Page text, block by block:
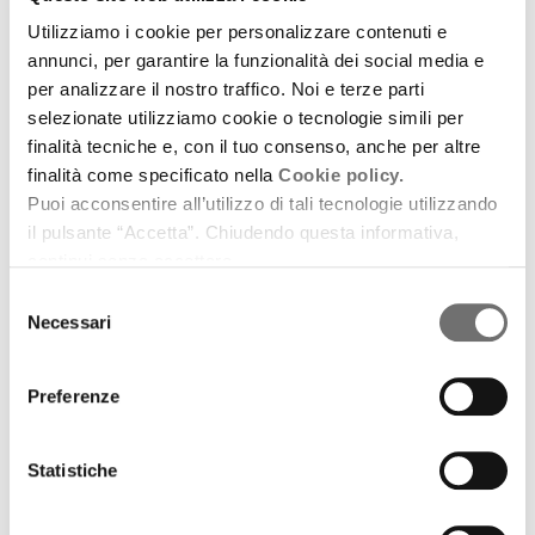
Utilizziamo i cookie per personalizzare contenuti e
annunci, per garantire la funzionalità dei social media e
per analizzare il nostro traffico. Noi e terze parti
selezionate utilizziamo cookie o tecnologie simili per
finalità tecniche e, con il tuo consenso, anche per altre
finalità come specificato nella Cookie policy.
Puoi acconsentire all’utilizzo di tali tecnologie utilizzando
il pulsante “Accetta”. Chiudendo questa informativa,
delNecessari
Preferenze
Statistiche
Rotte interrotte: il mondo visto attraverso i suoni di
Cemento Atlantico
10 febbraio 2022
Intervista a Alessandro Zoffoli (Cemento
Atlantico)
Ascolta downloadPodcast